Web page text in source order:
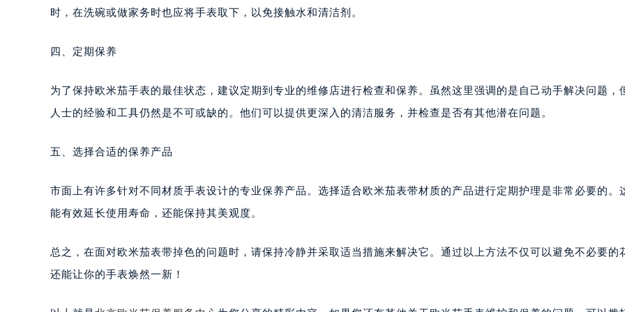
时，在洗碗或做家务时也应将手表取下，以免接触水和清洁剂。
四、定期保养
为了保持欧米茄手表的最佳状态，建议定期到专业的维修店进行检查和保养。虽然这里强调的是自己动手解决问题，
人士的经验和工具仍然是不可或缺的。他们可以提供更深入的清洁服务，并检查是否有其他潜在问题。
五、选择合适的保养产品
市面上有许多针对不同材质手表设计的专业保养产品。选择适合欧米茄表带材质的产品进行定期护理是非常必要的。
能有效延长使用寿命，还能保持其美观度。
总之，在面对欧米茄表带掉色的问题时，请保持冷静并采取适当措施来解决它。通过以上方法不仅可以避免不必要的
还能让你的手表焕然一新！